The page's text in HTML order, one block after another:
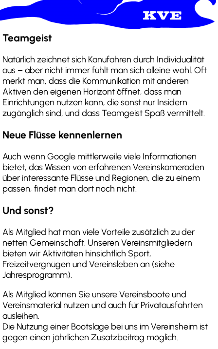
Teamgeist
Natürlich zeichnet sich Kanufahren durch Individualität
aus – aber nicht immer fühlt man sich alleine wohl. Oft
merkt man, dass die Kommunikation mit anderen
Aktiven den eigenen Horizont öffnet, dass man
Einrichtungen nutzen kann, die sonst nur Insidern
zugänglich sind, und dass Teamgeist Spaß vermittelt.
Neue Flüsse kennenlernen
Auch wenn Google mittlerweile viele Informationen
bietet, das Wissen von erfahrenen Vereinskameraden
über interessante Flüsse und Regionen, die zu einem
passen, findet man dort noch nicht.
Und sonst?
Als Mitglied hat man viele Vorteile zusätzlich zu der
netten Gemeinschaft. Unseren Vereinsmitgliedern
bieten wir Aktivitäten hinsichtlich Sport,
Freizeitvergnügen und Vereinsleben an (siehe
Jahresprogramm).
Als Mitglied können Sie unsere Vereinsboote und
Vereinsmaterial nutzen und auch für Privatausfahrten
ausleihen.
Die Nutzung einer Bootslage bei uns im Vereinsheim ist
gegen einen jährlichen Zusatzbeitrag möglich.